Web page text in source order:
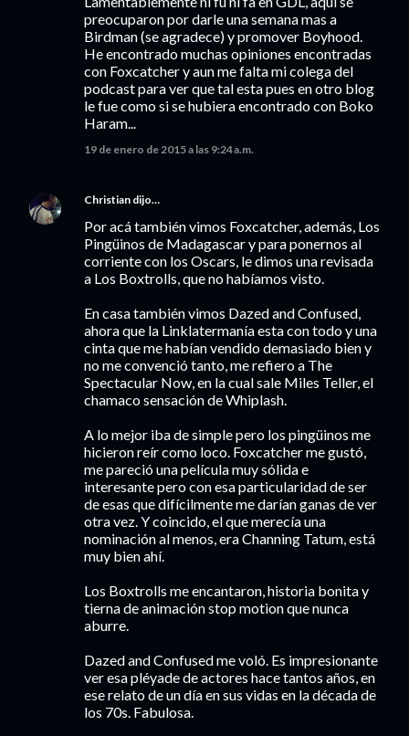
preocuparon por darle una semana mas a
Birdman (se agradece) y promover Boyhood.
He encontrado muchas opiniones encontradas
con Foxcatcher y aun me falta mi colega del
podcast para ver que tal esta pues en otro blog
le fue como si se hubiera encontrado con Boko
Haram...
19 de enero de 2015 a las 9:24 a.m.
Christian dijo…
Por acá también vimos Foxcatcher, además, Los
Pingüinos de Madagascar y para ponernos al
corriente con los Oscars, le dimos una revisada
a Los Boxtrolls, que no habíamos visto.
En casa también vimos Dazed and Confused,
ahora que la Linklatermanía esta con todo y una
cinta que me habían vendido demasiado bien y
no me convenció tanto, me refiero a The
Spectacular Now, en la cual sale Miles Teller, el
chamaco sensación de Whiplash.
A lo mejor iba de simple pero los pingüinos me
hicieron reír como loco. Foxcatcher me gustó,
me pareció una película muy sólida e
interesante pero con esa particularidad de ser
de esas que difícilmente me darían ganas de ver
otra vez. Y coincido, el que merecía una
nominación al menos, era Channing Tatum, está
muy bien ahí.
Los Boxtrolls me encantaron, historia bonita y
tierna de animación stop motion que nunca
aburre.
Dazed and Confused me voló. Es impresionante
ver esa pléyade de actores hace tantos años, en
ese relato de un día en sus vidas en la década de
los 70s. Fabulosa.